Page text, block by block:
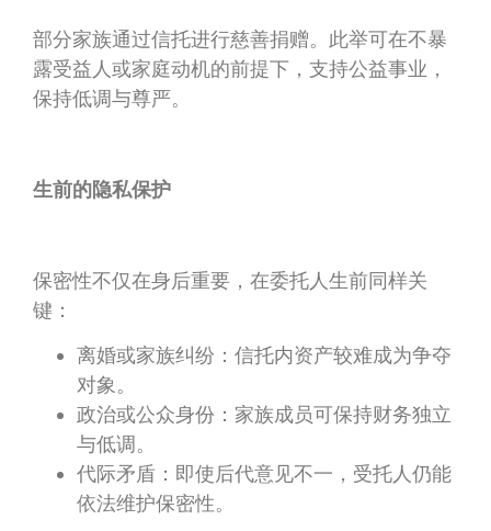
部分家族通过信托进行慈善捐赠。此举可在不暴
露受益人或家庭动机的前提下，支持公益事业，
保持低调与尊严。
生前的隐私保护
保密性不仅在身后重要，在委托人生前同样关
键：
离婚或家族纠纷：信托内资产较难成为争夺
对象。
政治或公众身份：家族成员可保持财务独立
与低调。
代际矛盾：即使后代意见不一，受托人仍能
依法维护保密性。